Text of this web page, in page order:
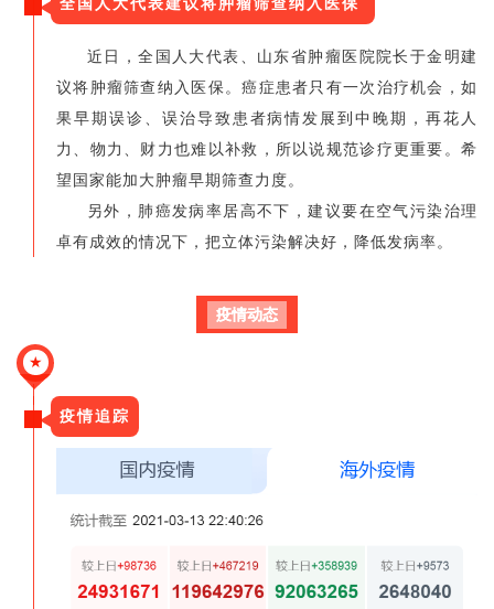
近日，全国人大代表、山东省肿瘤医院院长于金明建
议将肿瘤筛查纳入医保。癌症患者只有一次治疗机会，如
果早期误诊、误治导致患者病情发展到中晚期，再花人
力、物力、财力也难以补救，所以说规范诊疗更重要。希
望国家能加大肿瘤早期筛查力度。
另外，肺癌发病率居高不下，建议要在空气污染治理
卓有成效的情况下，把立体污染解决好，降低发病率。
疫情动态
★
疫情追踪